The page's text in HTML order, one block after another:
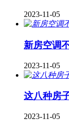
2023-11-05
新房空调
2023-11-05
这八种房
2023-11-05